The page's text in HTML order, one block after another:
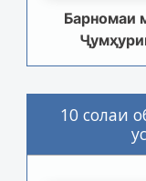
Барномаи
10 солаи